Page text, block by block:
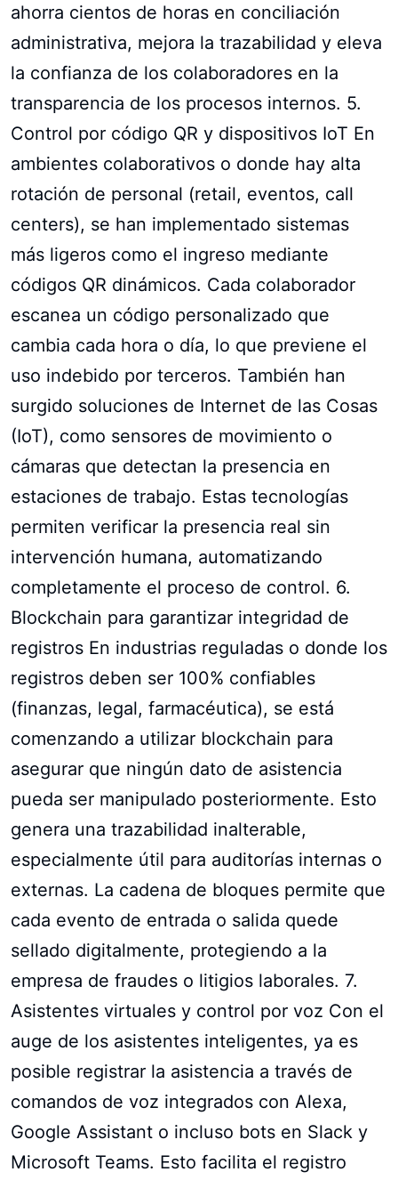
ahorra cientos de horas en conciliación
administrativa, mejora la trazabilidad y eleva
la confianza de los colaboradores en la
transparencia de los procesos internos. 5.
Control por código QR y dispositivos IoT En
ambientes colaborativos o donde hay alta
rotación de personal (retail, eventos, call
centers), se han implementado sistemas
más ligeros como el ingreso mediante
códigos QR dinámicos. Cada colaborador
escanea un código personalizado que
cambia cada hora o día, lo que previene el
uso indebido por terceros. También han
surgido soluciones de Internet de las Cosas
(IoT), como sensores de movimiento o
cámaras que detectan la presencia en
estaciones de trabajo. Estas tecnologías
permiten verificar la presencia real sin
intervención humana, automatizando
completamente el proceso de control. 6.
Blockchain para garantizar integridad de
registros En industrias reguladas o donde los
registros deben ser 100% confiables
(finanzas, legal, farmacéutica), se está
comenzando a utilizar blockchain para
asegurar que ningún dato de asistencia
pueda ser manipulado posteriormente. Esto
genera una trazabilidad inalterable,
especialmente útil para auditorías internas o
externas. La cadena de bloques permite que
cada evento de entrada o salida quede
sellado digitalmente, protegiendo a la
empresa de fraudes o litigios laborales. 7.
Asistentes virtuales y control por voz Con el
auge de los asistentes inteligentes, ya es
posible registrar la asistencia a través de
comandos de voz integrados con Alexa,
Google Assistant o incluso bots en Slack y
Microsoft Teams. Esto facilita el registro